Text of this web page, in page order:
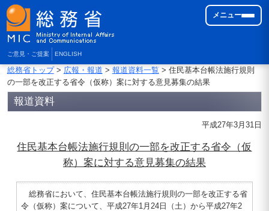
ご意見・ご提案 ENGLISH
メニュー
総務省トップ> 広報・報道 > 報道資料一覧> 住民基本台帳法施行規則
の一部を改正する省令（仮称）案に対する意見募集の結果
報道資料
平成27年3月31日
住民基本台帳法施行規則の一部を改正する省令（仮
称）案に対する意見募集の結果
総務省において、住民基本台帳法施行規則の一部を改正する省
令（仮称）案について、平成27年1月24日（土）から平成27年2